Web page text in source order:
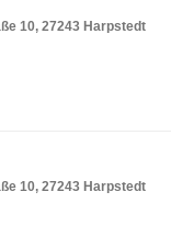
10, 27243 Harpstedt
10, 27243 Harpstedt